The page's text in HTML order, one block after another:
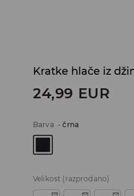
Kratke hlače iz
24,99 EUR
Barva -črna
Velikost (razprodano)